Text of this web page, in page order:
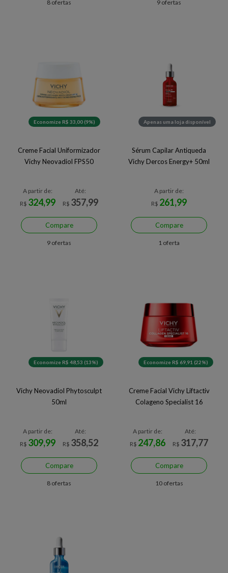
8 ofertas 9 ofertas
Economize R$ 33,00 (9%)
Creme Facial Uniformizador
Vichy Neovadiol FPS50
A partir de:
R$ 324,99
Até:
R$ 357,99
Compare
9 ofertas
Apenas uma loja disponível
Sérum Capilar Antiqueda
Vichy Dercos Energy+ 50ml
A partir de:
R$ 261,99
Compare
1 oferta
Economize R$ 48,53 (13%)
Vichy Neovadiol Phytosculpt
50ml
A partir de:
R$ 309,99
Até:
R$ 358,52
Compare
8 ofertas
Economize R$ 69,91 (22%)
Creme Facial Vichy Liftactiv
Colageno Specialist 16
A partir de:
R$ 247,86
Até:
R$ 317,77
Compare
10 ofertas